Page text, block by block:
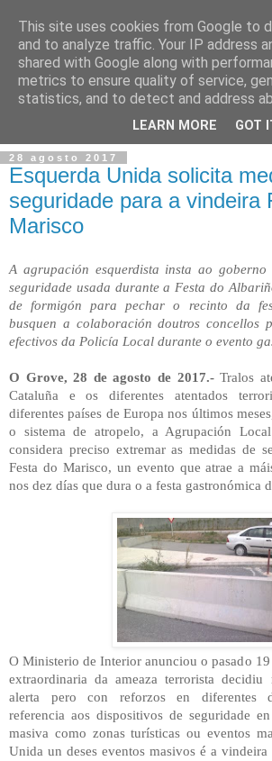
28 agosto 2017
Esquerda Unida solicita
seguridade para a vindeira
Marisco
A agrupación esquerdista insta ao
seguridade usada durante a Festa do
de formigón para pechar o recinto da
busquen a colaboración doutros concellos
efectivos da Policía Local durante o evento
O Grove, 28 de agosto de 2017.-Tralos
Cataluña e os diferentes atentados
diferentes países de Europa nos últimos
o sistema de atropelo, a Agrupación
considera preciso extremar as medidas de
Festa do Marisco, un evento que atrae a
nos dez días que dura o a festa gastronómica
O Ministerio de Interior anunciou o pasado 19
extraordinaria da ameaza terrorista
alerta pero con reforzos en diferentes
referencia aos dispositivos de seguridade
masiva como zonas turísticas ou eventos
Unida un deses eventos masivos é a vindeira
This site uses cookies from Google to
and to analyze traffic. Your IP address
shared with Google along with
metrics to ensure quality of service,
statistics, and to detect and address
LEARN MORE GOT